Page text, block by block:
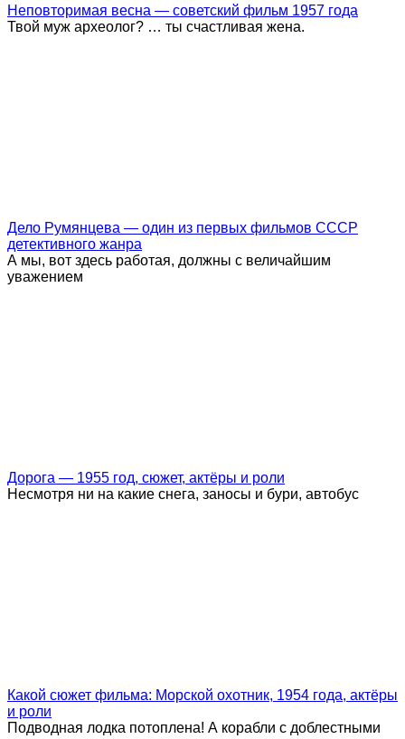
Неповторимая весна — советский фильм 1957 года
Твой муж археолог? … ты счастливая жена.
Дело Румянцева — один из первых фильмов СССР
детективного жанра
А мы, вот здесь работая, должны с величайшим
уважением
Дорога — 1955 год, сюжет, актёры и роли
Несмотря ни на какие снега, заносы и бури, автобус
Какой сюжет фильма: Морской охотник, 1954 года, актёры
и роли
Подводная лодка потоплена! А корабли с доблестными